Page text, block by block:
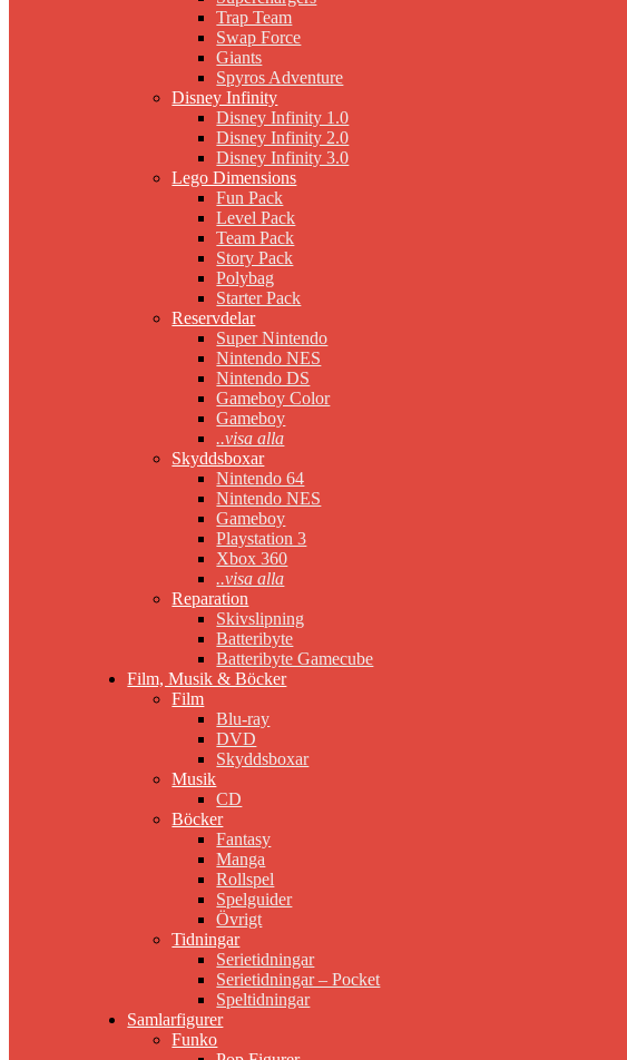
Trap Team
Swap Force
Giants
Spyros Adventure
Disney Infinity
Disney Infinity 1.0
Disney Infinity 2.0
Disney Infinity 3.0
Lego Dimensions
Fun Pack
Level Pack
Team Pack
Story Pack
Polybag
Starter Pack
Reservdelar
Super Nintendo
Nintendo NES
Nintendo DS
Gameboy Color
Gameboy
..visa alla
Skyddsboxar
Nintendo 64
Nintendo NES
Gameboy
Playstation 3
Xbox 360
..visa alla
Reparation
Skivslipning
Batteribyte
Batteribyte Gamecube
Film, Musik & Böcker
Film
Blu-ray
DVD
Skyddsboxar
Musik
CD
Böcker
Fantasy
Manga
Rollspel
Spelguider
Övrigt
Tidningar
Serietidningar
Serietidningar – Pocket
Speltidningar
Samlarfigurer
Funko